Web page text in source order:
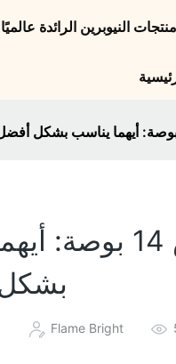
جراب كمبيوتر محمول من النيوبرين مقاس 13
Flame Bright